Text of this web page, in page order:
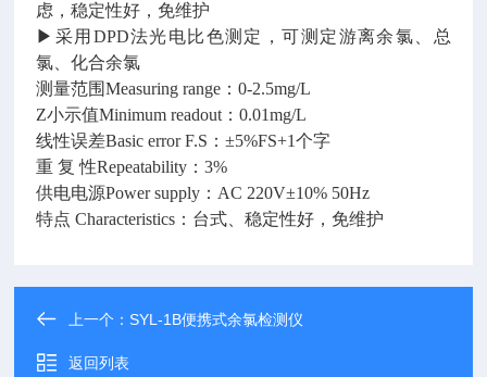
虑，稳定性好，免维护
▶采用DPD法光电比色测定，可测定游离余氯、总
氯、化合余氯
测量范围Measuring range：0-2.5mg/L
Z小示值Minimum readout：0.01mg/L
线性误差Basic error F.S：±5%FS+1个字
重 复 性Repeatability：3%
供电电源Power supply：AC 220V±10% 50Hz
特点 Characteristics：台式、稳定性好，免维护
上一个：SYL-1B便携式余氯检测仪
返回列表